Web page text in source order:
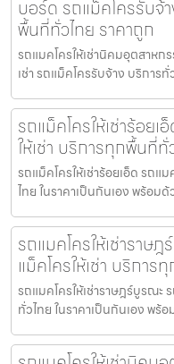
บอร์ด รถแม็คโครรับจ้
พื้นที่ทั่วไทย ราคาถูก
รถแมคโครให้เช่านิคมอุตสาหก
เช่า รถแม็คโครรับจ้าง บริการ
รถแม็คโครให้เช่าร้อย
ให้เช่า บริการทุกพื้นที่ทั่
รถแม็คโครให้เช่าร้อยเอ็ด รถแ
ไทย ในราคาเป็นกันเอง พร้อ
รถแมคโครให้เช่าราษ
แม็คโครให้เช่า บริกา
รถแมคโครให้เช่าราษฎร์บูรณะ
ทั่วไทย ในราคาเป็นกันเอง พ